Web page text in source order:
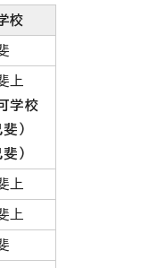
校
上
学校
斐）
斐）
上
上